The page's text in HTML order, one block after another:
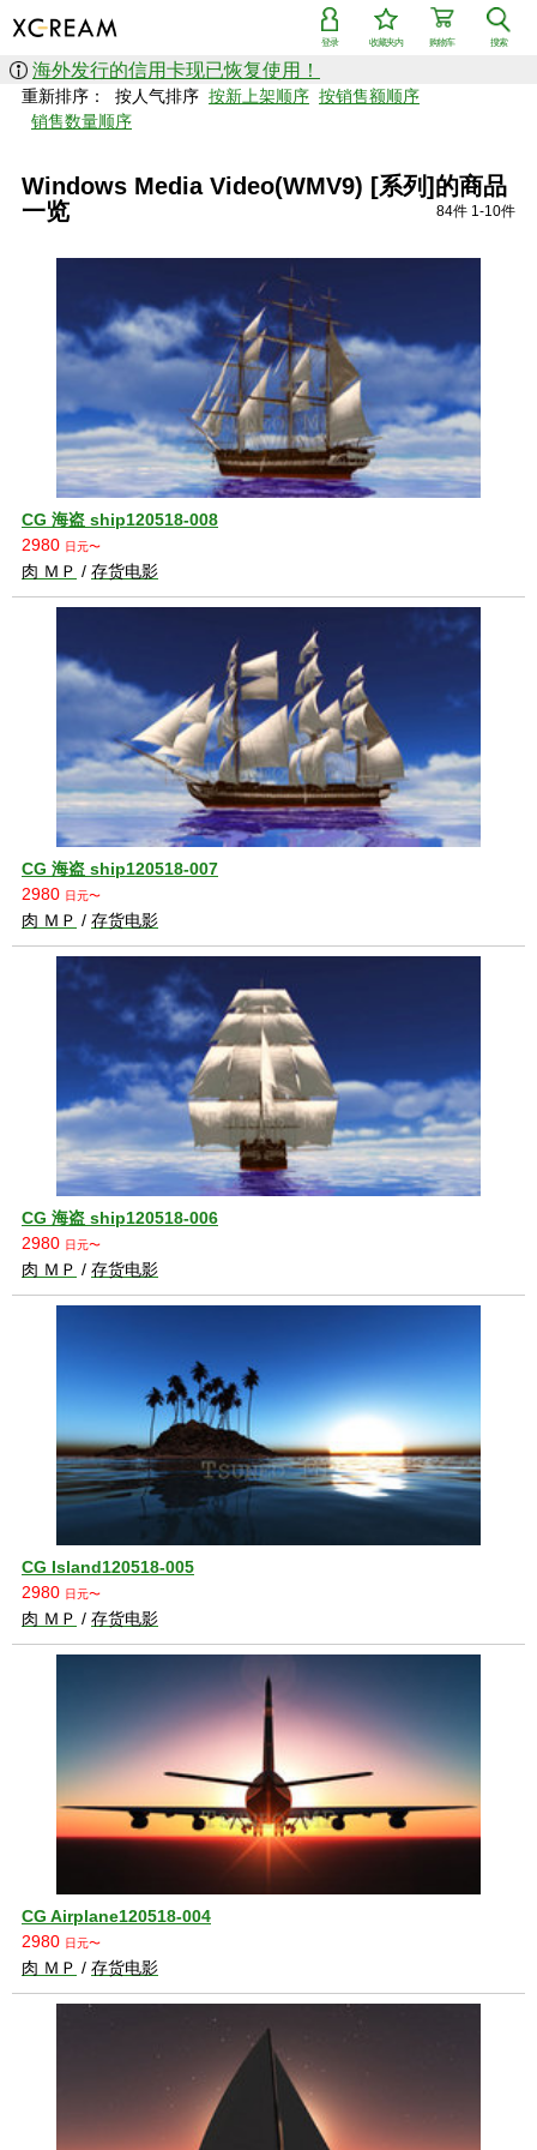
搜索
购物车
收藏夹内
登录
海外发行的信用卡现已恢复使用！
重新排序： 按人气排序 按新上架顺序 按销售额顺序
销售数量顺序
Windows Media Video(WMV9) [系列]的商品
一览
84件 1-10件
CG 海盗 ship120518-008
2980 日元〜
肉 ＭＰ / 存货电影
CG 海盗 ship120518-007
2980 日元〜
肉 ＭＰ / 存货电影
CG 海盗 ship120518-006
2980 日元〜
肉 ＭＰ / 存货电影
CG Island120518-005
2980 日元〜
肉 ＭＰ / 存货电影
CG Airplane120518-004
2980 日元〜
肉 ＭＰ / 存货电影